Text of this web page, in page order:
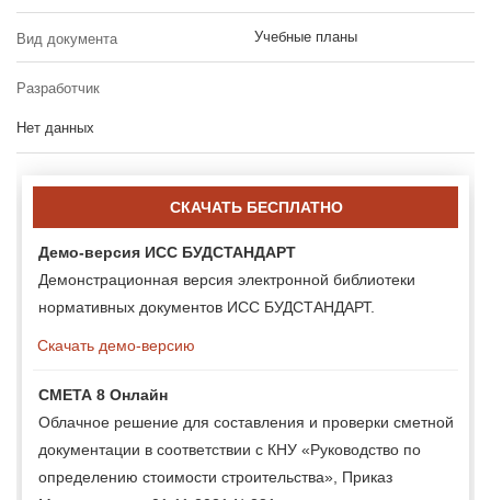
Вид документа Учебные планы
Разработчик
Нет данных
СКАЧАТЬ БЕСПЛАТНО
Демо-версия ИСС БУДСТАНДАРТ
Демонстрационная версия электронной библиотеки
нормативных документов ИСС БУДСТАНДАРТ.
Скачать демо-версию
СМЕТА 8 Онлайн
Облачное решение для составления и проверки сметной
документации в соответствии с КНУ «Руководство по
определению стоимости строительства», Приказ